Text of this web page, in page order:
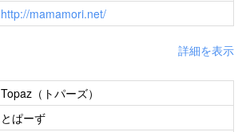
http://mamamori.net/
詳細を表示
Topaz（トパーズ）
とぱーず